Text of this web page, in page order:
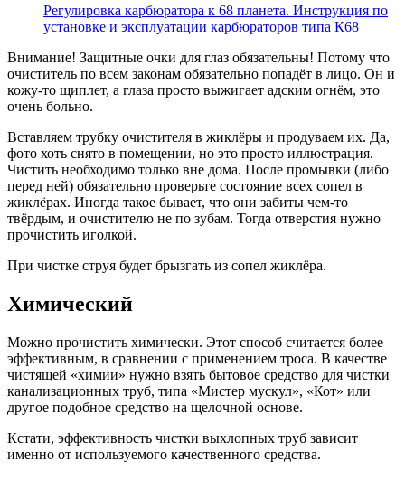
Регулировка карбюратора к 68 планета. Инструкция по
установке и эксплуатации карбюраторов типа К68
Внимание! Защитные очки для глаз обязательны! Потому что
очиститель по всем законам обязательно попадёт в лицо. Он и
кожу-то щиплет, а глаза просто выжигает адским огнём, это
очень больно.
Вставляем трубку очистителя в жиклёры и продуваем их. Да,
фото хоть снято в помещении, но это просто иллюстрация.
Чистить необходимо только вне дома. После промывки (либо
перед ней) обязательно проверьте состояние всех сопел в
жиклёрах. Иногда такое бывает, что они забиты чем-то
твёрдым, и очистителю не по зубам. Тогда отверстия нужно
прочистить иголкой.
При чистке струя будет брызгать из сопел жиклёра.
Химический
Можно прочистить химически. Этот способ считается более
эффективным, в сравнении с применением троса. В качестве
чистящей «химии» нужно взять бытовое средство для чистки
канализационных труб, типа «Мистер мускул», «Кот» или
другое подобное средство на щелочной основе.
Кстати, эффективность чистки выхлопных труб зависит
именно от используемого качественного средства.